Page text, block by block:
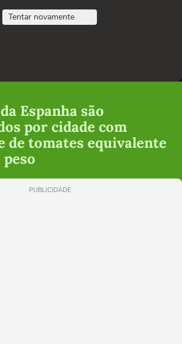
Tentar novamente
Espanha são
por cidade com
de tomates equivalente
PUBLICIDADE